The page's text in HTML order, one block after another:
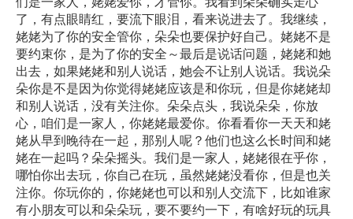
了，有点眼睛红，要流下眼泪，看来说进去了。我继续，
姥姥为了你的安全管你，朵朵也要保护好自己。姥姥不是
要约束你，是为了你的安全～最后是说话问题，姥姥和她
出去，如果姥姥和别人说话，她会不让别人说话。我说朵
朵你是不是因为你觉得姥姥应该是和你玩，但是你姥姥却
和别人说话，没有关注你。朵朵点头，我说朵朵，你放
心，咱们是一家人，你姥姥最爱你。你看看你一天天和姥
姥从早到晚待在一起，那别人呢？他们也这么长时间和姥
姥在一起吗？朵朵摇头。我们是一家人，姥姥很在乎你，
哪怕你出去玩，你自己在玩，虽然姥姥没看你，但是也关
注你。你玩你的，你姥姥也可以和别人交流下，比如谁家
有小朋友可以和朵朵玩，要不要约一下，有啥好玩的玩具